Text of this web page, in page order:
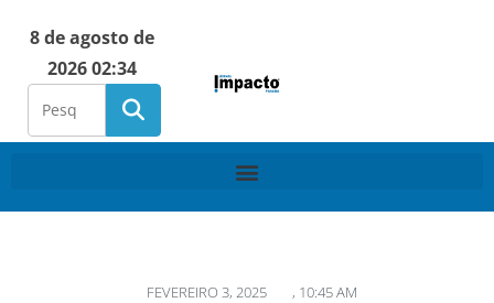
8 de agosto de
2026 02:34
FEVEREIRO 3, 2025 , 10:45 AM